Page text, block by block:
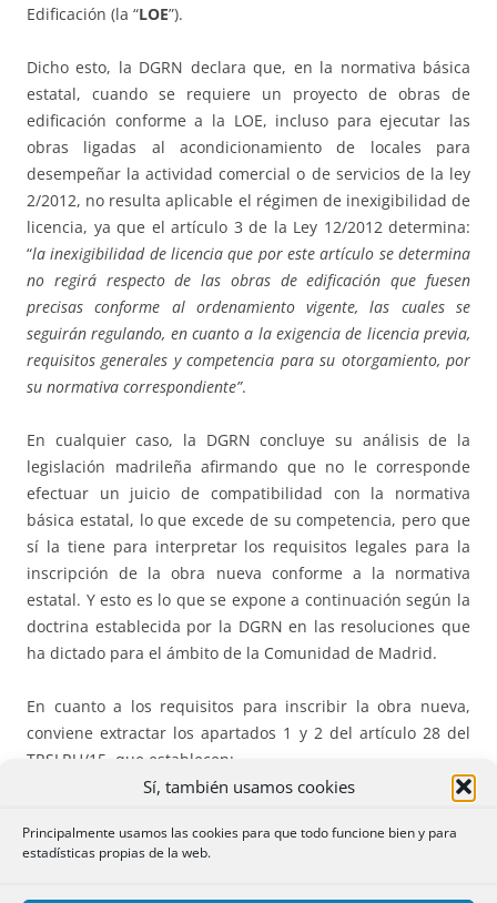
Sí, también usamos cookies
Principalmente usamos las cookies para que todo funcione bien y para
estadísticas propias de la web.
Edificación (la “LOE”).
Dicho esto, la DGRN declara que, en la normativa básica
estatal, cuando se requiere un proyecto de obras de
edificación conforme a la LOE, incluso para ejecutar las
obras ligadas al acondicionamiento de locales para
desempeñar la actividad comercial o de servicios de la ley
2/2012, no resulta aplicable el régimen de inexigibilidad de
licencia, ya que el artículo 3 de la Ley 12/2012 determina:
“la inexigibilidad de licencia que por este artículo se determina
no regirá respecto de las obras de edificación que fuesen
precisas conforme al ordenamiento vigente, las cuales se
seguirán regulando, en cuanto a la exigencia de licencia previa,
requisitos generales y competencia para su otorgamiento, por
su normativa correspondiente”.
En cualquier caso, la DGRN concluye su análisis de la
legislación madrileña afirmando que no le corresponde
efectuar un juicio de compatibilidad con la normativa
básica estatal, lo que excede de su competencia, pero que
sí la tiene para interpretar los requisitos legales para la
inscripción de la obra nueva conforme a la normativa
estatal. Y esto es lo que se expone a continuación según la
doctrina establecida por la DGRN en las resoluciones que
ha dictado para el ámbito de la Comunidad de Madrid.
En cuanto a los requisitos para inscribir la obra nueva,
conviene extractar los apartados 1 y 2 del artículo 28 del
TRSLRU/15, que establecen:
construcción, los notarios exigirán, para su testimonio, la
aportación del acto de conformidad, aprobación o autorización